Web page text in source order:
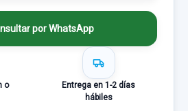
por WhatsApp
o
Entrega en 1-2 días
hábiles